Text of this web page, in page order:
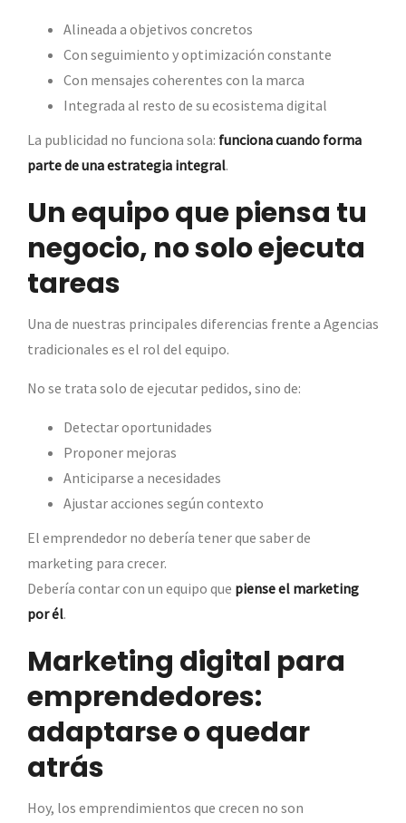
Alineada a objetivos concretos
Con seguimiento y optimización constante
Con mensajes coherentes con la marca
Integrada al resto de su ecosistema digital
La publicidad no funciona sola: funciona cuando forma
parte de una estrategia integral.
Un equipo que piensa tu
negocio, no solo ejecuta
tareas
Una de nuestras principales diferencias frente a Agencias
tradicionales es el rol del equipo.
No se trata solo de ejecutar pedidos, sino de:
Detectar oportunidades
Proponer mejoras
Anticiparse a necesidades
Ajustar acciones según contexto
El emprendedor no debería tener que saber de
marketing para crecer.
Debería contar con un equipo que piense el marketing
por él.
Marketing digital para
emprendedores:
adaptarse o quedar
atrás
Hoy, los emprendimientos que crecen no son